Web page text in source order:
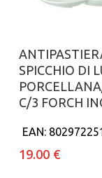
Aggiungi al
SPICCHIO DI
C/3 FORCH
EAN:
19.00 €